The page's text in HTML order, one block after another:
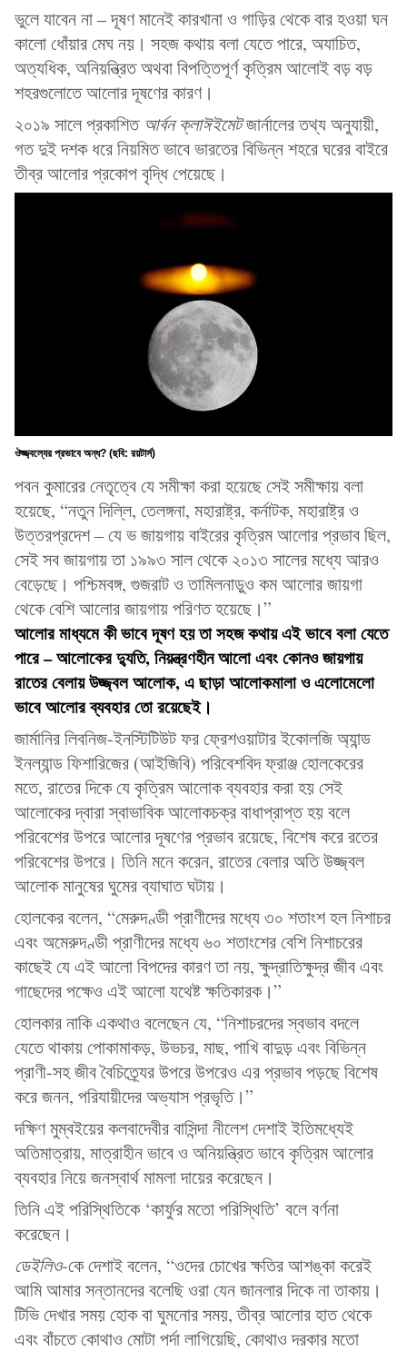
ভুলে যাবেন না – দূষণ মানেই কারখানা ও গাড়ির থেকে বার হওয়া ঘন
কালো ধোঁয়ার মেঘ নয়। সহজ কথায় বলা যেতে পারে, অযাচিত,
অত্যধিক, অনিয়ন্ত্রিত অথবা বিপত্তিপূর্ণ কৃত্রিম আলোই বড় বড়
শহরগুলোতে আলোর দূষণের কারণ।
২০১৯ সালে প্রকাশিত আর্বন ক্লাঈইমেটজার্নালের তথ্য অনুযায়ী,
গত দুই দশক ধরে নিয়মিত ভাবে ভারতের বিভিন্ন শহরে ঘরের বাইরে
তীব্র আলোর প্রকোপ বৃদ্ধি পেয়েছে।
ঔজ্জ্বল্যের প্রভাবে অন্ধ? (ছবি: রয়টার্স)
পবন কুমারের নেতৃত্বে যে সমীক্ষা করা হয়েছে সেই সমীক্ষায় বলা
হয়েছে, “নতুন দিল্লি, তেলঙ্গনা, মহারাষ্ট্র, কর্নাটক, মহারাষ্ট্র ও
উত্তরপ্রদেশ – যে ভ জায়গায় বাইরের কৃত্রিম আলোর প্রভাব ছিল,
সেই সব জায়গায় তা ১৯৯৩ সাল থেকে ২০১৩ সালের মধ্যে আরও
বেড়েছে। পশ্চিমবঙ্গ, গুজরাট ও তামিলনাড়ুও কম আলোর জায়গা
থেকে বেশি আলোর জায়গায় পরিণত হয়েছে।”
আলোর মাধ্যমে কী ভাবে দূষণ হয় তা সহজ কথায় এই ভাবে বলা যেতে
পারে – আলোকের দ্যুতি, নিয়ন্ত্রণহীন আলো এবং কোনও জায়গায়
রাতের বেলায় উজ্জ্বল আলোক, এ ছাড়া আলোকমালা ও এলোমেলো
ভাবে আলোর ব্যবহার তো রয়েছেই।
জার্মানির লিবনিজ-ইনস্টিটিউট ফর ফ্রেশওয়াটার ইকোলজি অ্যান্ড
ইনল্যান্ড ফিশারিজের (আইজিবি) পরিবেশবিদ ফ্রাঞ্জ হোলকেরের
মতে, রাতের দিকে যে কৃত্রিম আলোক ব্যবহার করা হয় সেই
আলোকের দ্বারা স্বাভাবিক আলোকচক্র বাধাপ্রাপ্ত হয় বলে
পরিবেশের উপরে আলোর দূষণের প্রভাব রয়েছে, বিশেষ করে রতের
পরিবেশের উপরে। তিনি মনে করেন, রাতের বেলার অতি উজ্জ্বল
আলোক মানুষের ঘুমের ব্যাঘাত ঘটায়।
হোলকের বলেন, “মেরুদণ্ডী প্রাণীদের মধ্যে ৩০ শতাংশ হল নিশাচর
এবং অমেরুদণ্ডী প্রাণীদের মধ্যে ৬০ শতাংশের বেশি নিশাচরের
কাছেই যে এই আলো বিপদের কারণ তা নয়, ক্ষুদ্রাতিক্ষুদ্র জীব এবং
গাছেদের পক্ষেও এই আলো যথেষ্ট ক্ষতিকারক।”
হোলকার নাকি একথাও বলেছেন যে, “নিশাচরদের স্বভাব বদলে
যেতে থাকায় পোকামাকড়, উভচর, মাছ, পাখি বাদুড় এবং বিভিন্ন
প্রাণী-সহ জীব বৈচিত্র্যের উপরে উপরেও এর প্রভাব পড়ছে বিশেষ
করে জনন, পরিযায়ীদের অভ্যাস প্রভৃতি।”
দক্ষিণ মুম্বইয়ের কলবাদেবীর বাসিন্দা নীলেশ দেশাই ইতিমধ্যেই
অতিমাত্রায়, মাত্রাহীন ভাবে ও অনিয়ন্ত্রিত ভাবে কৃত্রিম আলোর
ব্যবহার নিয়ে জনস্বার্থ মামলা দায়ের করেছেন।
তিনি এই পরিস্থিতিকে ‘কার্ফুর মতো পরিস্থিতি’ বলে বর্ণনা
করেছেন।
ডেইলিও-কে দেশাই বলেন, “ওদের চোখের ক্ষতির আশঙ্কা করেই
আমি আমার সন্তানদের বলেছি ওরা যেন জানলার দিকে না তাকায়।
টিভি দেখার সময় হোক বা ঘুমনোর সময়, তীব্র আলোর হাত থেকে
এবং বাঁচতে কোথাও মোটা পর্দা লাগিয়েছি, কোথাও দরকার মতো